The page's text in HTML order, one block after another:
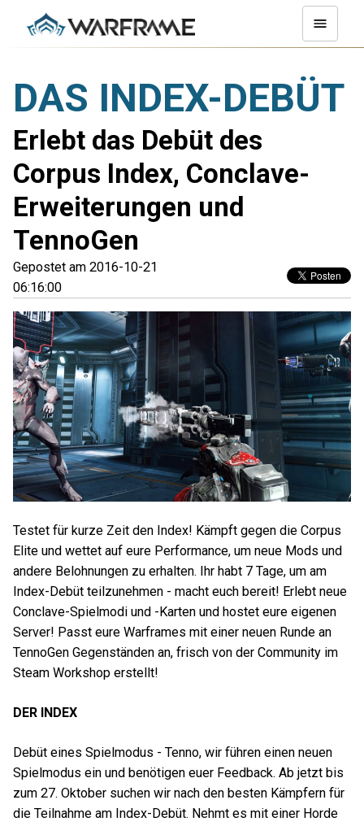
DAS INDEX-DEBÜT
Erlebt das Debüt des
Corpus Index, Conclave-
Erweiterungen und
TennoGen
Gepostet am 2016-10-21
06:16:00
Testet für kurze Zeit den Index! Kämpft gegen die Corpus
Elite und wettet auf eure Performance, um neue Mods und
andere Belohnungen zu erhalten. Ihr habt 7 Tage, um am
Index-Debüt teilzunehmen - macht euch bereit! Erlebt neue
Conclave-Spielmodi und -Karten und hostet eure eigenen
Server! Passt eure Warframes mit einer neuen Runde an
TennoGen Gegenständen an, frisch von der Community im
Steam Workshop erstellt!
DER INDEX
Debüt eines Spielmodus - Tenno, wir führen einen neuen
Spielmodus ein und benötigen euer Feedback. Ab jetzt bis
zum 27. Oktober suchen wir nach den besten Kämpfern für
die Teilnahme am Index-Debüt. Nehmt es mit einer Horde